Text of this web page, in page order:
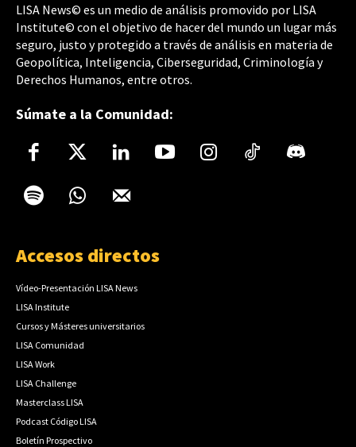
LISA News© es un medio de análisis promovido por LISA
Institute© con el objetivo de hacer del mundo un lugar más
seguro, justo y protegido a través de análisis en materia de
Geopolítica, Inteligencia, Ciberseguridad, Criminología y
Derechos Humanos, entre otros.
Súmate a la Comunidad:
Accesos directos
Vídeo-Presentación LISA News
LISA Institute
Cursos y Másteres universitarios
LISA Comunidad
LISA Work
LISA Challenge
Masterclass LISA
Podcast Código LISA
Boletín Prospectivo